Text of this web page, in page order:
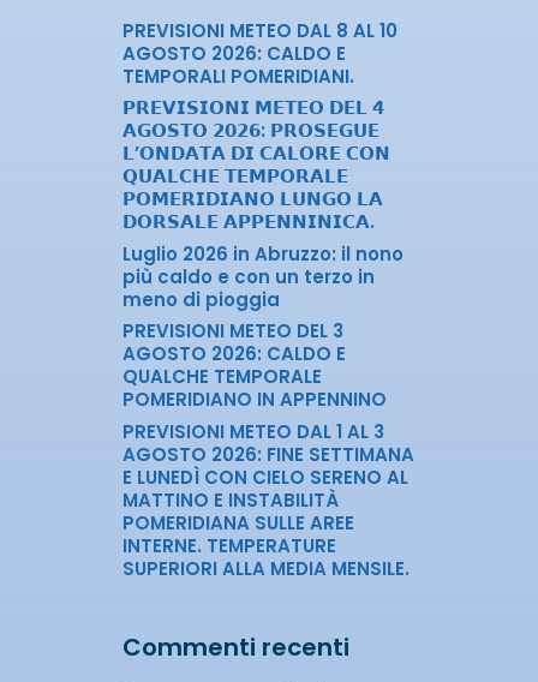
PREVISIONI METEO DAL 8 AL 10
AGOSTO 2026: CALDO E
TEMPORALI POMERIDIANI.
𝗣𝗥𝗘𝗩𝗜𝗦𝗜𝗢𝗡𝗜 𝗠𝗘𝗧𝗘𝗢 𝗗𝗘𝗟 𝟰
𝗔𝗚𝗢𝗦𝗧𝗢 𝟮𝟬𝟮𝟲: 𝗣𝗥𝗢𝗦𝗘𝗚𝗨𝗘
𝗟’𝗢𝗡𝗗𝗔𝗧𝗔 𝗗𝗜 𝗖𝗔𝗟𝗢𝗥𝗘 𝗖𝗢𝗡
𝗤𝗨𝗔𝗟𝗖𝗛𝗘 𝗧𝗘𝗠𝗣𝗢𝗥𝗔𝗟𝗘
𝗣𝗢𝗠𝗘𝗥𝗜𝗗𝗜𝗔𝗡𝗢 𝗟𝗨𝗡𝗚𝗢 𝗟𝗔
𝗗𝗢𝗥𝗦𝗔𝗟𝗘 𝗔𝗣𝗣𝗘𝗡𝗡𝗜𝗡𝗜𝗖𝗔.
Luglio 2026 in Abruzzo: il nono
più caldo e con un terzo in
meno di pioggia
PREVISIONI METEO DEL 3
AGOSTO 2026: CALDO E
QUALCHE TEMPORALE
POMERIDIANO IN APPENNINO
PREVISIONI METEO DAL 1 AL 3
AGOSTO 2026: FINE SETTIMANA
E LUNEDÌ CON CIELO SERENO AL
MATTINO E INSTABILITÀ
POMERIDIANA SULLE AREE
INTERNE. TEMPERATURE
SUPERIORI ALLA MEDIA MENSILE.
Commenti recenti